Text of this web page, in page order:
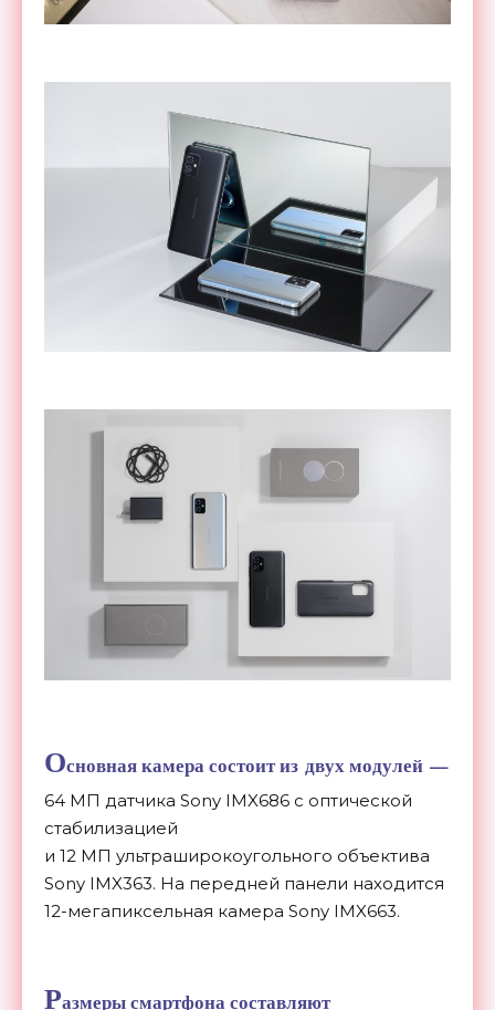
Основная камера состоит из двух модулей —
64 МП датчика Sony IMX686 с оптической
стабилизацией
и 12 МП ультраширокоугольного объектива
Sony IMX363. На передней панели находится
12-мегапиксельная камера Sony IMX663.
Размеры смартфона составляют